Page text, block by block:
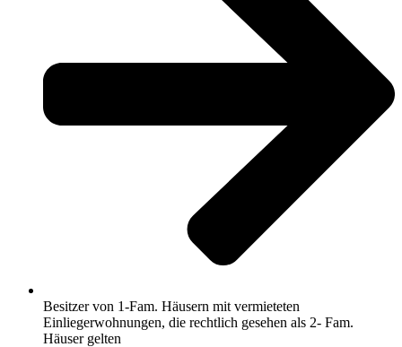
Besitzer von 1-Fam. Häusern mit vermieteten
Einliegerwohnungen, die rechtlich gesehen als 2- Fam.
Häuser gelten